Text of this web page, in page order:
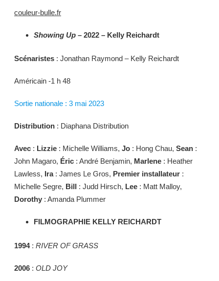
couleur-bulle.fr
Showing Up – 2022 – Kelly Reichardt
Scénaristes : Jonathan Raymond – Kelly Reichardt
Américain -1 h 48
Sortie nationale : 3 mai 2023
Distribution : Diaphana Distribution
Avec : Lizzie : Michelle Williams, Jo : Hong Chau, Sean :
John Magaro, Éric : André Benjamin, Marlene : Heather
Lawless, Ira: James Le Gros, Premier installateur :
Michelle Segre, Bill : Judd Hirsch, Lee : Matt Malloy,
Dorothy : Amanda Plummer
FILMOGRAPHIE KELLY REICHARDT
1994: RIVER OF GRASS
2006 : OLD JOY